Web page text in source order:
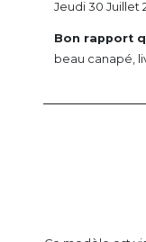
Bon rapport
beau canapé,
Jeudi 30 Juillet